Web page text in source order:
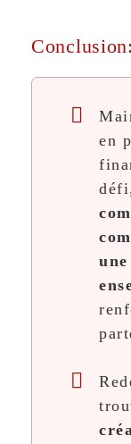
Conclusion:
en